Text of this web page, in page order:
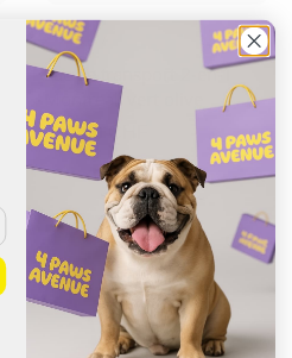
CLOUD 7
Sac de transport 2-en-1
Montreal, vert olive
220.00 CHF
En vente